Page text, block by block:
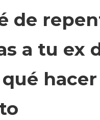
de
a tu ex